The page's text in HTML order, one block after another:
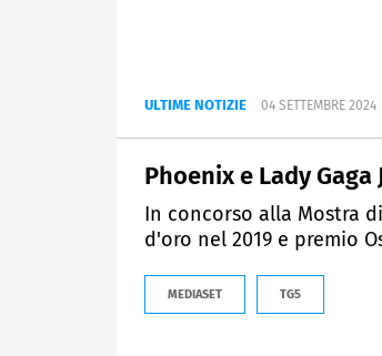
ULTIME NOTIZIE 04 SETTEMBRE 2024
Phoenix e Lady
In concorso alla Mostra
d'oro nel 2019 e premio
MEDIASET TG5